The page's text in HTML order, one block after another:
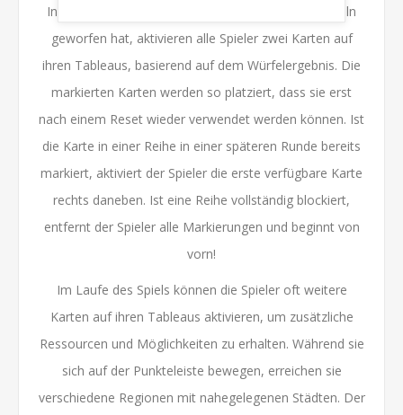
In jeder Runde, nachdem der Sheriff mit zwei Würfeln
geworfen hat, aktivieren alle Spieler zwei Karten auf
ihren Tableaus, basierend auf dem Würfelergebnis. Die
markierten Karten werden so platziert, dass sie erst
nach einem Reset wieder verwendet werden können. Ist
die Karte in einer Reihe in einer späteren Runde bereits
markiert, aktiviert der Spieler die erste verfügbare Karte
rechts daneben. Ist eine Reihe vollständig blockiert,
entfernt der Spieler alle Markierungen und beginnt von
vorn!
Im Laufe des Spiels können die Spieler oft weitere
Karten auf ihren Tableaus aktivieren, um zusätzliche
Ressourcen und Möglichkeiten zu erhalten. Während sie
sich auf der Punkteleiste bewegen, erreichen sie
verschiedene Regionen mit nahegelegenen Städten. Der